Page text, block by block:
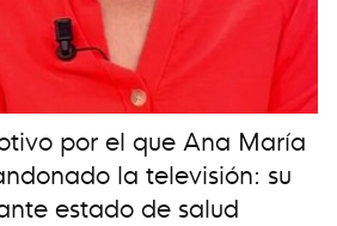
por el que Ana María
la televisión: su
estado de salud